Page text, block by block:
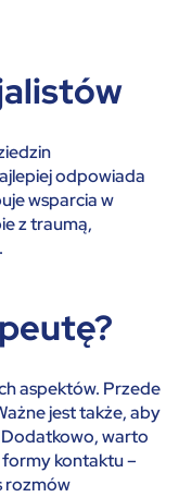
odpowiada
wsparcia w
z traumą,
aspektów. Przede
jest także, aby
warto
kontaktu –
rozmów